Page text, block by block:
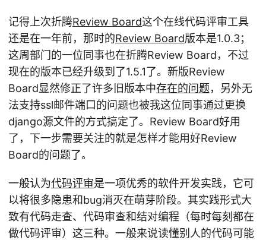
记得上次折腾Review Board这个在线代码评审工具
还是在一年前，那时的Review Board版本是1.0.3；
这周部门的一位同事也在折腾Review Board，不过
现在的版本已经升级到了1.5.1了。新版Review
Board显然修正了许多旧版本中存在的问题，另外无
法支持ssl邮件端口的问题也被我这位同事通过更换
django源文件的方式搞定了。Review Board好用
了，下一步需要关注的就是怎样才能用好Review
Board的问题了。
一般认为代码评审是一项优秀的软件开发实践，它可
以将很多隐患和bug消灭在萌芽阶段。其实践形式大
致有代码走查、代码审查和结对编程（每时每刻都在
做代码评审）这三种。一般来说读懂别人的代码可能